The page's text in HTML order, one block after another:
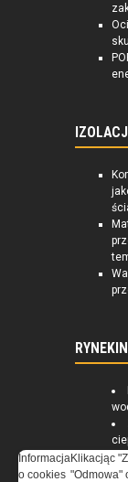
Informacja
o cookies
Klikacjąc
"Odmowa"